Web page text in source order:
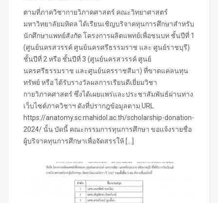
ตามที่ภาควิชากายวิภาคศาสตร์ คณะวิทยาศาสตร์
มหาวิทยาลัยมหิดล ได้เรียนเชิญบริจาคทุนการศึกษาสำหรับ
นักศึกษาแพทย์สังกัด โครงการผลิตแพทย์เพื่อชนบท ชั้นปีที่ 1
(ศูนย์นครสวรรค์ ศูนย์นครศรีธรรมราช และ ศูนย์ราชบุรี)
ชั้นปีที่ 2 หรือ ชั้นปีที่ 3 (ศูนย์นครสวรรค์ ศูนย์
นครศรีธรรมราช และศูนย์นครราชสีมา) ที่ขาดแคลนทุน
ทรัพย์ หรือ ได้รับรางวัลผลการเรียนดีเยี่ยมวิชา
กายวิภาคศาสตร์ ซึ่งได้เผยแพร่และประชาสัมพันธ์ผ่านทาง
เว็บไซต์ภาควิชาฯ ดังที่ปรากฎข้อมูลตาม URL
https://anatomy.sc.mahidol.ac.th/scholarship-donation-
2024/ นั้น บัดนี้ คณะกรรมการทุนการศึกษา ขอแจ้งรายชื่อ
ผู้บริจาคทุนการศึกษาเพื่อจัดสรรให้ […]